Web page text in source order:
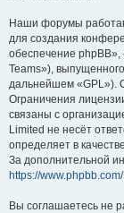
Наши форумы
для создания
обеспечение
Teams»),
дальнейшем «GPL»).
Ограничения
связаны с
Limited не несёт
определяет в
За дополнительной
https://www.phpbb.com/
Вы соглашаетесь не